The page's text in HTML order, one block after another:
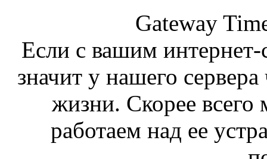
Gateway
Если с вашим интернет-
значит у нашего
жизни. Скорее
работаем над ее